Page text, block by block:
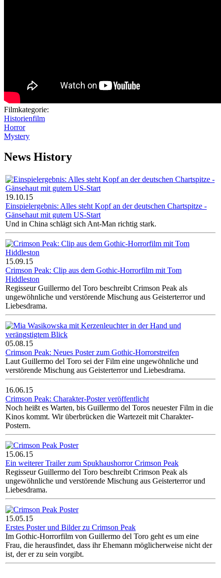
Filmkategorie:
Historienfilm
Horror
Mystery
News History
19.10.15
Einspielergebnis: Alles steht Kopf an der deutschen Chartspitze -
Gänsehaut mit gutem US-Start
Und in China schlägt sich Ant-Man richtig stark.
15.09.15
Crimson Peak: Clip aus dem Gothic-Horrorfilm mit Tom
Hiddleston
Regisseur Guillermo del Toro beschreibt Crimson Peak als
ungewöhnliche und verstörende Mischung aus Geisterterror und
Liebesdrama.
05.08.15
Crimson Peak: Neues Poster zum Gothic-Horrorstreifen
Laut Guillermo del Toro sei der Film eine ungewöhnliche und
verstörende Mischung aus Geisterterror und Liebesdrama.
16.06.15
Crimson Peak: Charakter-Poster veröffentlicht
Noch heißt es Warten, bis Guillermo del Toros neuester Film in die
Kinos kommt. Wir überbrücken die Wartezeit mit Charakter-
Postern.
15.06.15
Ein weiterer Trailer zum Spukhaushorror Crimson Peak
Regisseur Guillermo del Toro beschreibt Crimson Peak als
ungewöhnliche und verstörende Mischung aus Geisterterror und
Liebesdrama.
15.05.15
Erstes Poster und Bilder zu Crimson Peak
Im Gothic-Horrorfilm von Guillermo del Toro geht es um eine
Frau, die herausfindet, dass ihr Ehemann möglicherweise nicht der
ist, der er zu sein vorgibt.